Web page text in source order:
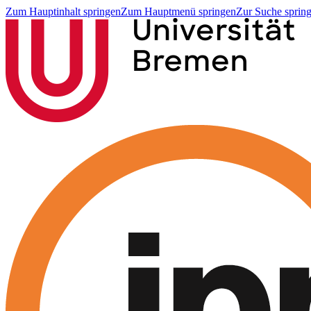
Zum Hauptinhalt springenZum Hauptmenü springenZur Suche